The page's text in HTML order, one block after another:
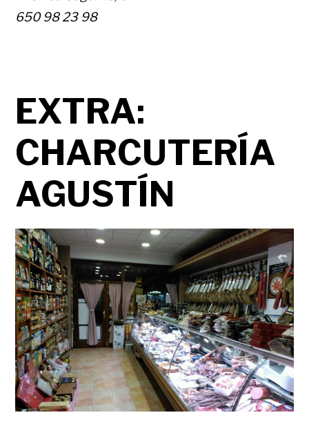
650 98 23 98
EXTRA:
CHARCUTERÍA
AGUSTÍN